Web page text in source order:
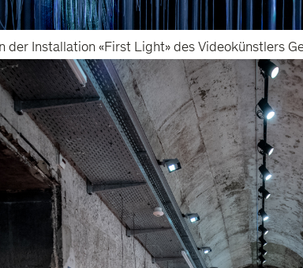
der Installation «First Light» des Videokünstlers